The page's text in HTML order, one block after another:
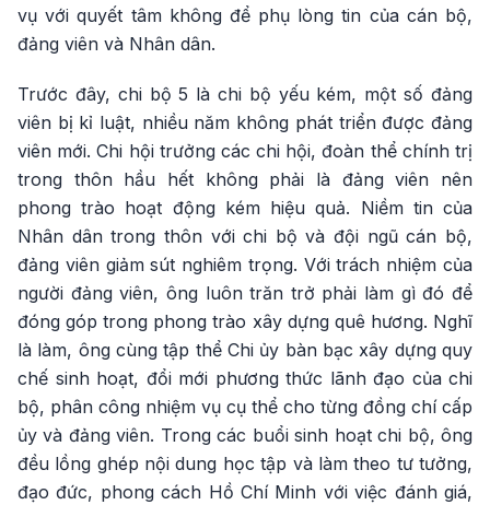
vụ với quyết tâm không để phụ lòng tin của cán bộ,
đảng viên và Nhân dân.
Trước đây, chi bộ 5 là chi bộ yếu kém, một số đảng
viên bị kỉ luật, nhiều năm không phát triển được đảng
viên mới. Chi hội trưởng các chi hội, đoàn thể chính trị
trong thôn hầu hết không phải là đảng viên nên
phong trào hoạt động kém hiệu quả. Niềm tin của
Nhân dân trong thôn với chi bộ và đội ngũ cán bộ,
đảng viên giảm sút nghiêm trọng. Với trách nhiệm của
người đảng viên, ông luôn trăn trở phải làm gì đó để
đóng góp trong phong trào xây dựng quê hương. Nghĩ
là làm, ông cùng tập thể Chi ủy bàn bạc xây dựng quy
chế sinh hoạt, đổi mới phương thức lãnh đạo của chi
bộ, phân công nhiệm vụ cụ thể cho từng đồng chí cấp
ủy và đảng viên. Trong các buổi sinh hoạt chi bộ, ông
đều lồng ghép nội dung học tập và làm theo tư tưởng,
đạo đức, phong cách Hồ Chí Minh với việc đánh giá,